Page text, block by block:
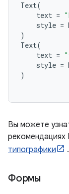
Text(
text =
style =
)
Text(
text =
style =
)
Вы можете
рекомендациях
типографики
.
Формы